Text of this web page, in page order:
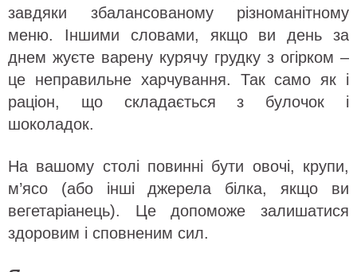
завдяки збалансованому різноманітному
меню. Іншими словами, якщо ви день за
днем ​​жуєте варену курячу грудку з огірком –
це неправильне харчування. Так само як і
раціон, що складається з булочок і
шоколадок.
На вашому столі повинні бути овочі, крупи,
м’ясо (або інші джерела білка, якщо ви
вегетаріанець). Це допоможе залишатися
здоровим і сповненим сил.